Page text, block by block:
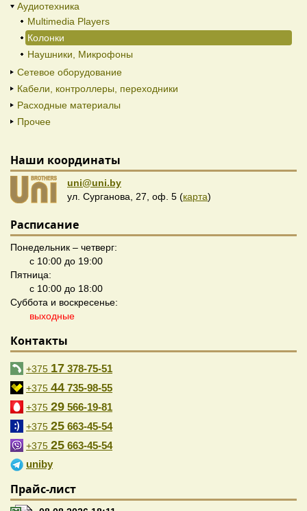
Аудиотехника
Multimedia Players
Колонки
Наушники, Микрофоны
Сетевое оборудование
Кабели, контроллеры, переходники
Расходные материалы
Прочее
Наши координаты
uni@uni.by
ул. Сурганова, 27, оф. 5 (карта)
Расписание
Понедельник – четверг:
с 10:00 до 19:00
Пятница:
с 10:00 до 18:00
Суббота и воскресенье:
выходные
Контакты
+375 17 378-75-51
+375 44 735-98-55
+375 29 566-19-81
+375 25 663-45-54
+375 25 663-45-54
uniby
Прайс-лист